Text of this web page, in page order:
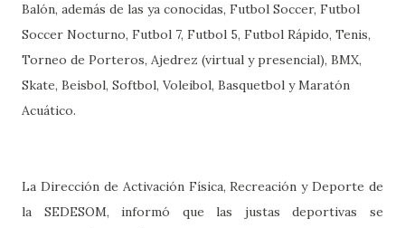
Balón, además de las ya conocidas, Futbol Soccer, Futbol
Soccer Nocturno, Futbol 7, Futbol 5, Futbol Rápido, Tenis,
Torneo de Porteros, Ajedrez (virtual y presencial), BMX,
Skate, Beisbol, Softbol, Voleibol, Basquetbol y Maratón
Acuático.
La Dirección de Activación Física, Recreación y Deporte de
la SEDESOM, informó que las justas deportivas se